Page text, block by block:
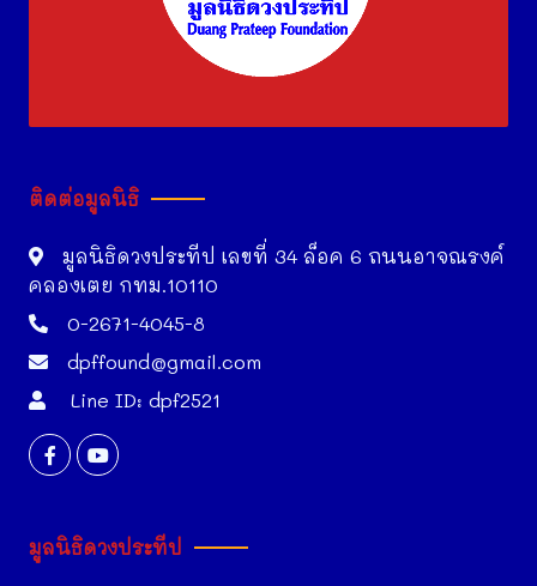
ติดต่อมูลนิธิ
มูลนิธิดวงประทีป เลขที่ 34 ล็อค 6 ถนนอาจณรงค์
คลองเตย กทม.10110
0-2671-4045-8
dpffound@gmail.com
Line ID: dpf2521
มูลนิธิดวงประทีป